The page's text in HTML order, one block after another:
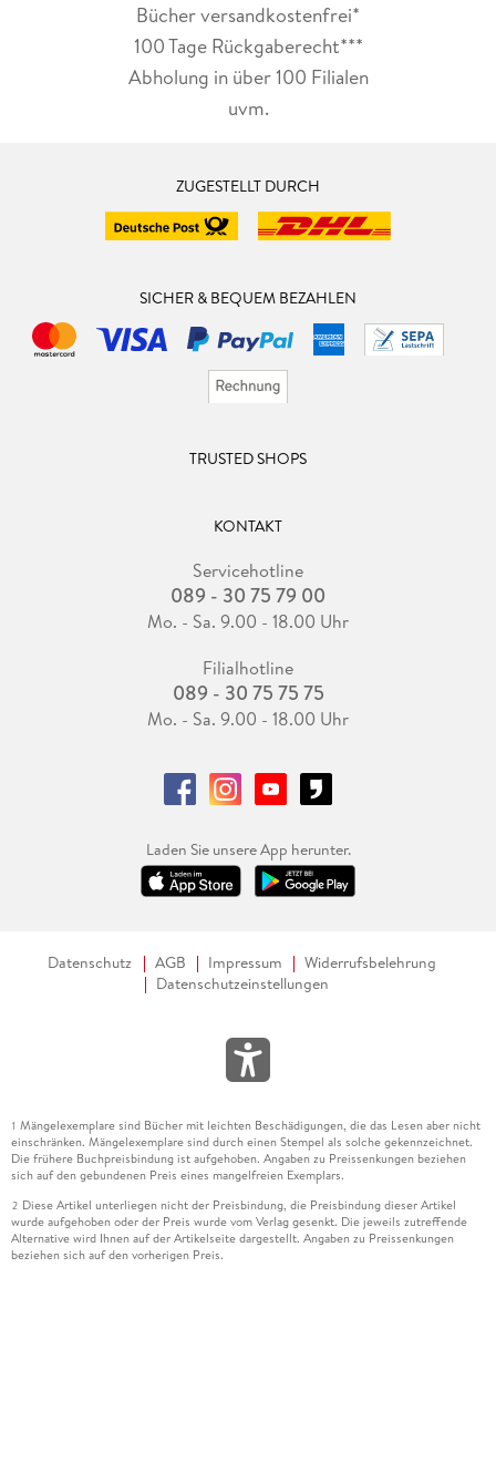
Bücher versandkostenfrei*
100 Tage Rückgaberecht***
Abholung in über 100 Filialen
uvm.
ZUGESTELLT DURCH
SICHER & BEQUEM BEZAHLEN
TRUSTED SHOPS
KONTAKT
Servicehotline
089 - 30 75 79 00
Mo. - Sa. 9.00 - 18.00 Uhr
Filialhotline
089 - 30 75 75 75
Mo. - Sa. 9.00 - 18.00 Uhr
Laden Sie unsere App herunter.
Datenschutz AGB Impressum
Widerrufsbelehrung
Datenschutzeinstellungen
1 Mängelexemplare sind Bücher mit leichten Beschädigungen, die das Lesen aber nicht
einschränken. Mängelexemplare sind durch einen Stempel als solche gekennzeichnet.
Die frühere Buchpreisbindung ist aufgehoben. Angaben zu Preissenkungen beziehen
sich auf den gebundenen Preis eines mangelfreien Exemplars.
2 Diese Artikel unterliegen nicht der Preisbindung, die Preisbindung dieser Artikel
wurde aufgehoben oder der Preis wurde vom Verlag gesenkt. Die jeweils zutreffende
Alternative wird Ihnen auf der Artikelseite dargestellt. Angaben zu Preissenkungen
beziehen sich auf den vorherigen Preis.